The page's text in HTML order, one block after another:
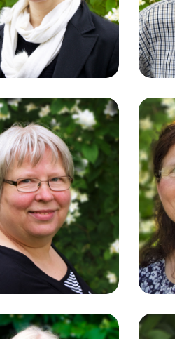
Atifeh Amiri
Mediengestaltung
Anne Ertl
Schülerpostverwaltung